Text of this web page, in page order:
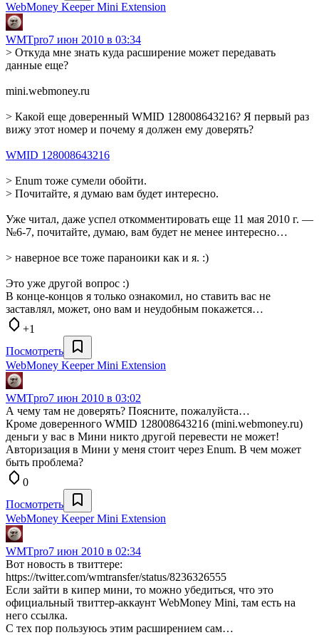
WebMoney Keeper Mini Extension
WMTpro7 июн 2010 в 03:34
> Откуда мне знать куда расширение может передавать
данные еще?
mini.webmoney.ru
> Какой еще доверенный WMID 128008643216? Я первый раз
вижу этот номер и почему я должен ему доверять?
WMID 128008643216
> Enum тоже сумели обойти.
> Почитайте, я думаю вам будет интересно.
Уже читал, даже успел откомментировать еще 11 мая 2010 г. —
№6-7, почитайте, думаю, вам будет не менее интересно…
> наверное все тоже параноики как и я. :)
Это уже другой вопрос :)
В конце-концов я только ознакомил, но ставить вас не
заставлял, может, оно вам и неудобным покажется…
+1
Посмотреть
WebMoney Keeper Mini Extension
WMTpro7 июн 2010 в 03:02
А чему там не доверять? Поясните, пожалуйста…
Кроме доверенного WMID 128008643216 (mini.webmoney.ru)
деньги у вас в Мини никто другой перевести не может!
Авторизация в Мини у меня стоит через Enum. В чем может
быть проблема?
0
Посмотреть
WebMoney Keeper Mini Extension
WMTpro7 июн 2010 в 02:34
Вот новость в твиттере:
https://twitter.com/wmtransfer/status/8236326555
Если зайти в кипер мини, то можно убедиться, что это
официальный твиттер-аккаунт WebMoney Mini, там есть на
него ссылка.
С тех пор пользуюсь этим расширением сам…